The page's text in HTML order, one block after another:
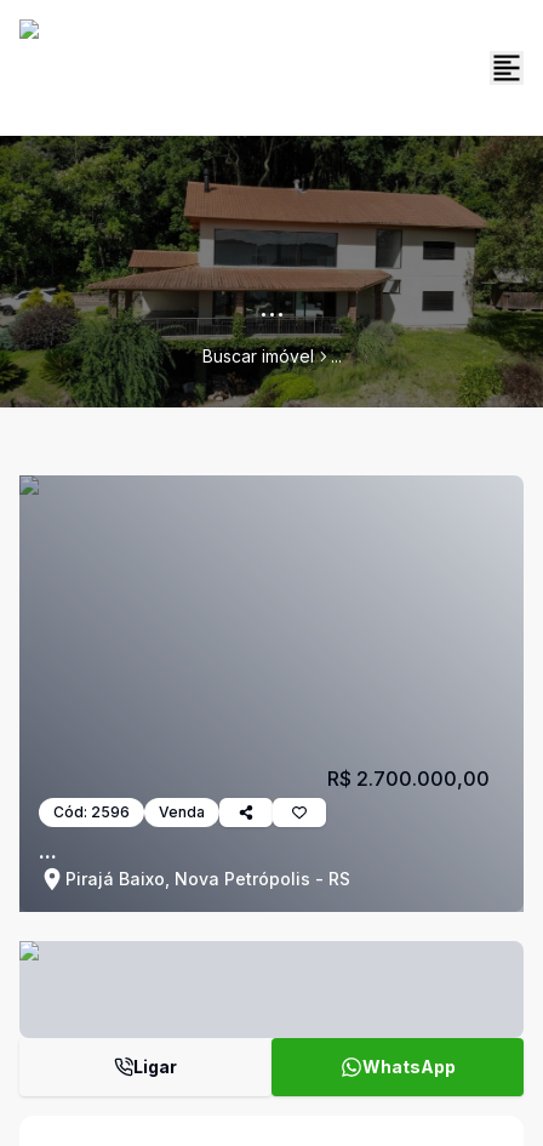
...
Buscar imóvel ...
Cód: 2596 Venda
...
Pirajá Baixo, Nova Petrópolis - RS
R$ 2.700.000,00
Ligar WhatsApp